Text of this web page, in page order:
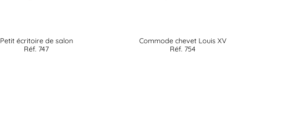
Petit écritoire de salon
Réf. 747
Commode chevet Louis XV
Réf. 754